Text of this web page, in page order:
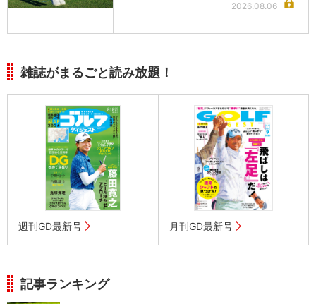
2026.08.06
雑誌がまるごと読み放題！
週刊GD最新号 月刊GD最新号
記事ランキング